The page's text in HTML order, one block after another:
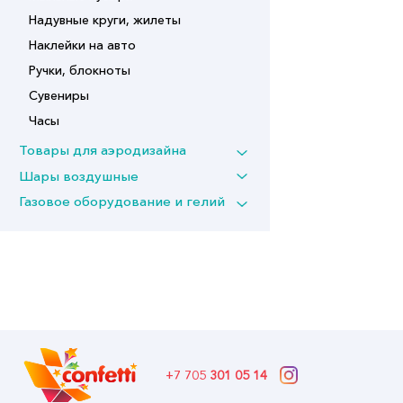
Надувные круги, жилеты
Наклейки на авто
Ручки, блокноты
Сувениры
Часы
Товары для аэродизайна
Шары воздушные
Газовое оборудование и гелий
+7 705 301 05 14